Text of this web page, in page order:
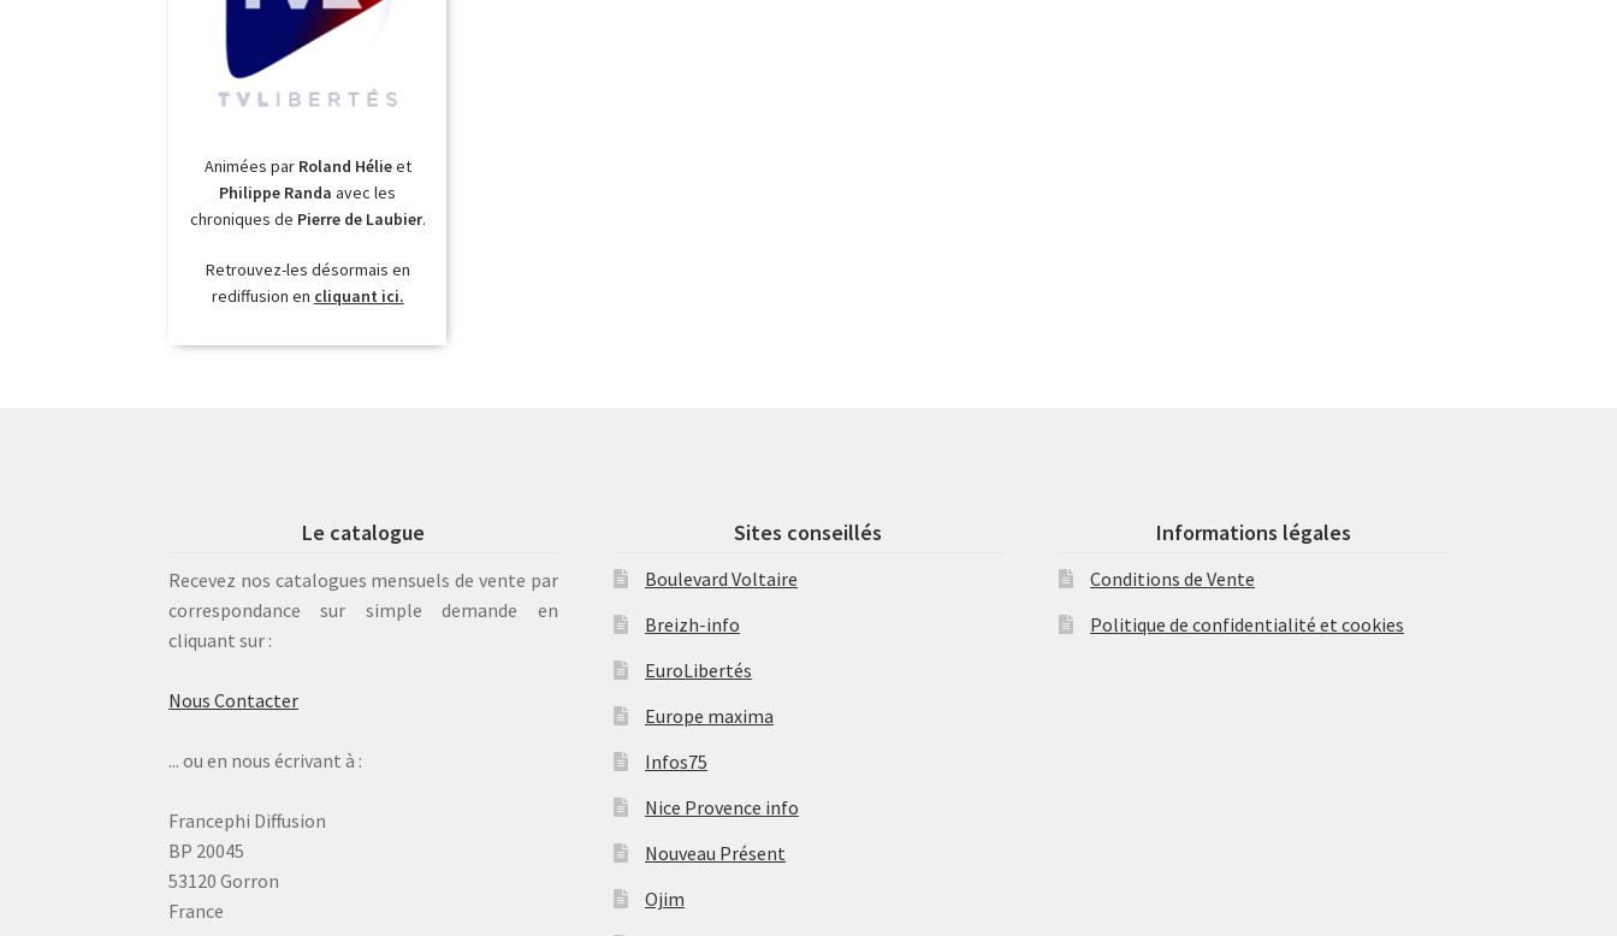
Animées par Roland Hélieet
Philippe Randa avec les
chroniques de Pierre de Laubier.
Retrouvez-les désormais en
rediffusion en cliquant ici.
Le catalogue
Recevez nos catalogues mensuels de vente par
correspondance sur simple demande en
cliquant sur :
Nous Contacter
... ou en nous écrivant à :
Francephi Diffusion
BP 20045
53120 Gorron
France
Sites conseillés
Boulevard Voltaire
Breizh-info
EuroLibertés
Europe maxima
Infos75
Nice Provence info
Nouveau Présent
Ojim
Informations légales
Conditions de Vente
Politique de confidentialité et cookies